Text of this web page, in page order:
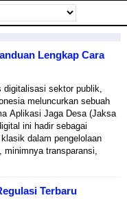
Lengkap Cara
digitalisasi sektor publik,
meluncurkan sebuah
Aplikasi Jaga Desa (Jaksa
ini hadir sebagai
dalam pengelolaan
minimnya transparansi,
Terbaru